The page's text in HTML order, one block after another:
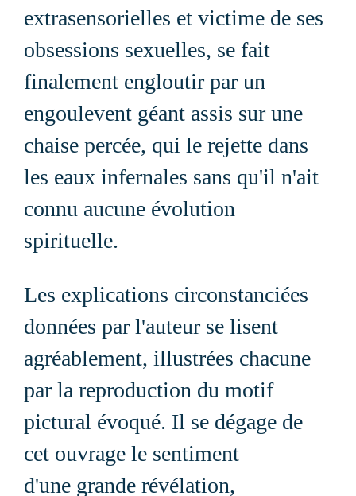
extrasensorielles et victime de ses
obsessions sexuelles, se fait
finalement engloutir par un
engoulevent géant assis sur une
chaise percée, qui le rejette dans
les eaux infernales sans qu'il n'ait
connu aucune évolution
spirituelle.
Les explications circonstanciées
données par l'auteur se lisent
agréablement, illustrées chacune
par la reproduction du motif
pictural évoqué. Il se dégage de
cet ouvrage le sentiment
d'une grande révélation,